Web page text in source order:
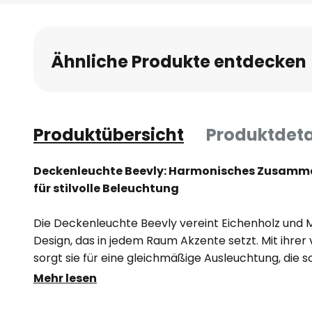
Bildgalerie
springen
Ähnliche Produkte entdecken
Produktübersicht
Deckenleuchte Beevly: Harmonisches
für stilvolle Beleuchtung
Die Deckenleuchte Beevly vereint Eichenholz und
Design, das in jedem Raum Akzente setzt. Mit
sorgt sie für eine gleichmäßige Ausleuchtung, die
im Esszimmer oder Flurbereich eine angenehme
Mehr lesen